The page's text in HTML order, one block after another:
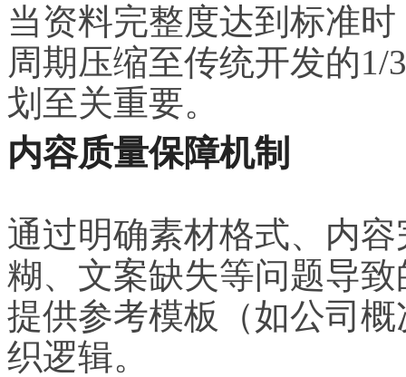
当资料完整度达到标准
周期压缩至传统开发的
划至关重要。
内容质量保障机制
通过明确素材格式、内
糊、文案缺失等问题导
提供参考模板（如公司
织逻辑。